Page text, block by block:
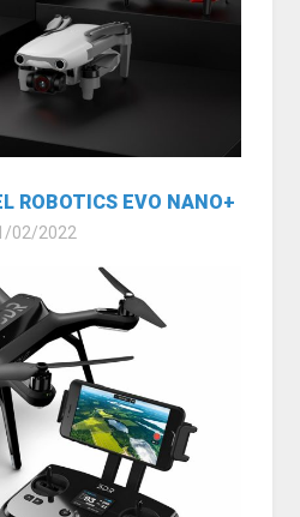
ROBOTICS EVO NANO+
02/2022